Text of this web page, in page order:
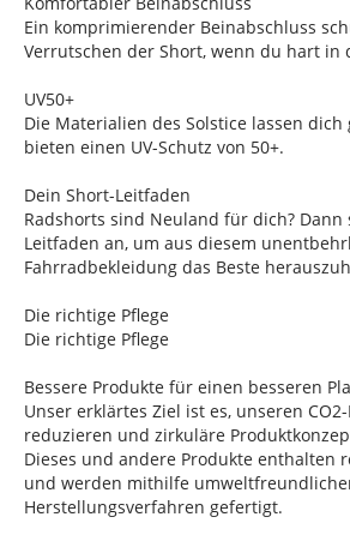
Ein komprimierender Beinabschluss
Verrutschen der Short, wenn du hart in
UV50+
Die Materialien des Solstice lassen
bieten einen UV-Schutz von 50+.
Dein Short-Leitfaden
Radshorts sind Neuland für dich?
Leitfaden an, um aus diesem
Fahrradbekleidung das Beste
Die richtige Pflege
Die richtige Pflege
Bessere Produkte für einen besseren
Unser erklärtes Ziel ist es, unseren
reduzieren und zirkuläre
Dieses und andere Produkte enthalten
und werden mithilfe
Herstellungsverfahren gefertigt.